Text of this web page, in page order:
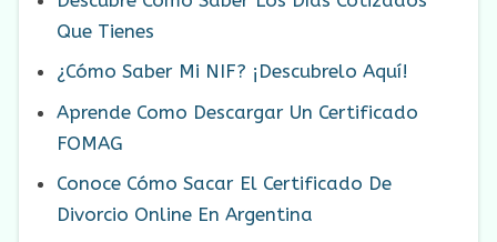
Que Tienes
¿Cómo Saber Mi NIF? ¡Descubrelo Aquí!
Aprende Como Descargar Un Certificado
FOMAG
Conoce Cómo Sacar El Certificado De
Divorcio Online En Argentina